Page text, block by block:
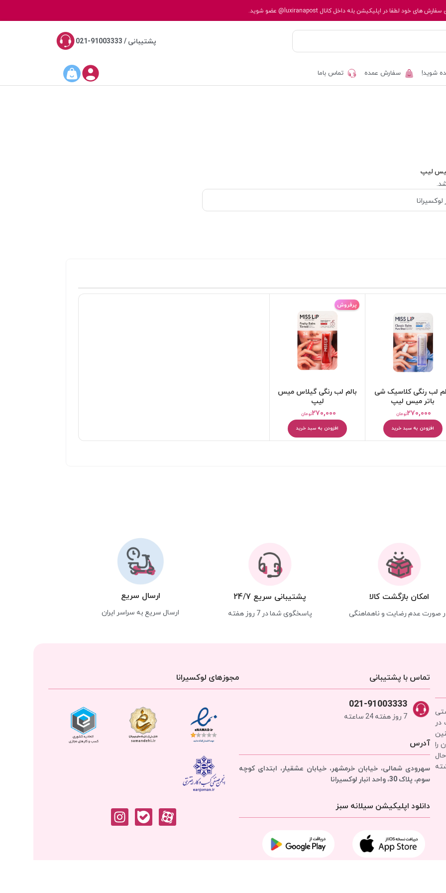
سفارش های خود لطفا در اپلیکیشن بله داخل کانال@luxiranapost عضو شوید.
پشتیبانی / 91003333-021
کرم مرطوب کننده
بالم و مرطوب کننده لب
شوید! سفارش عمده تماس باما
لیپ
لب رنگی کلاسیک شی
باتر میس لیپ
تومان۲۷۰,۰۰۰
افزودن به سبد خرید
پرفروش
بالم لب رنگی گیلاس میس
لیپ
تومان۲۷۰,۰۰۰
افزودن به سبد خرید
امکان بازگشت کالا
صورت عدم رضایت و ناهماهنگی
پشتیبانی سریع 24/7
پاسخگوی شما در 7 روز هفته
ارسال سریع
ارسال سریع به سراسر ایران
در
را
تماس با پشتیبانی
021-91003333
7 روز هفته 24 ساعته
آدرس
سهرودی شمالی، خیابان خرمشهر، خیابان عشقیار، ابتدای کوچه
سوم، پلاک 30، واحد انبار
لوکسیرانا
دانلود اپلیکیشن سیلانه سبز
مجوزهای لوکسیرانا